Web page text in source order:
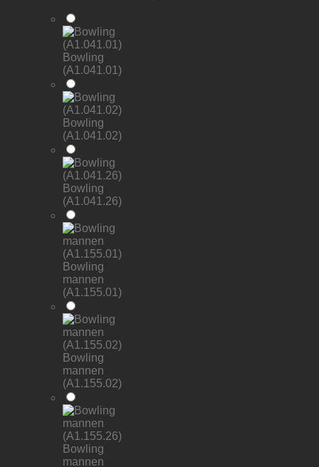
Bowling
(A1.041.01)
Bowling
(A1.041.02)
Bowling
(A1.041.26)
Bowling
mannen
(A1.155.01)
Bowling
mannen
(A1.155.02)
Bowling
mannen